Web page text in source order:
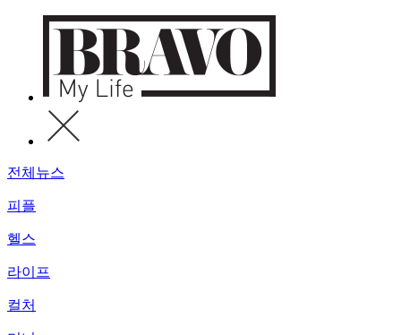
전체뉴스
피플
헬스
라이프
컬처